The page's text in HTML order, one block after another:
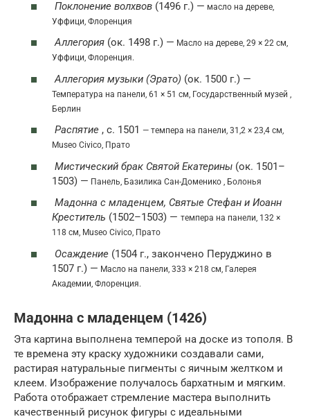
Поклонение волхвов (1496 г.) — масло на дереве,
Уффици, Флоренция
Аллегория (ок. 1498 г.) — Масло на дереве, 29 × 22 см,
Уффици, Флоренция.
Аллегория музыки (Эрато) (ок. 1500 г.) —
Температура на панели, 61 × 51 см, Государственный музей ,
Берлин
Распятие , c. 1501 — темпера на панели, 31,2 × 23,4 см,
Museo Civico, Прато
Мистический брак Святой Екатерины (ок. 1501–
1503) — Панель, Базилика Сан-Доменико , Болонья
Мадонна с младенцем, Святые Стефан и Иоанн
Креститель (1502–1503) — темпера на панели, 132 ×
118 см, Museo Civico, Прато
Осаждение (1504 г., закончено Перуджино в
1507 г.) — Масло на панели, 333 × 218 см, Галерея
Академии, Флоренция.
Мадонна с младенцем (1426)
Эта картина выполнена темперой на доске из тополя. В
те времена эту краску художники создавали сами,
растирая натуральные пигменты с яичным желтком и
клеем. Изображение получалось бархатным и мягким.
Работа отображает стремление мастера выполнить
качественный рисунок фигуры с идеальными